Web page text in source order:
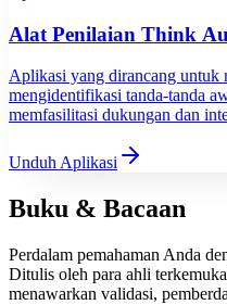
Alat Penilaian Think
Aplikasi yang dirancang untuk
mengidentifikasi tanda-tanda
memfasilitasi dukungan dan
Unduh Aplikasi
Buku & Bacaan
Perdalam pemahaman Anda
Ditulis oleh para ahli
menawarkan validasi,